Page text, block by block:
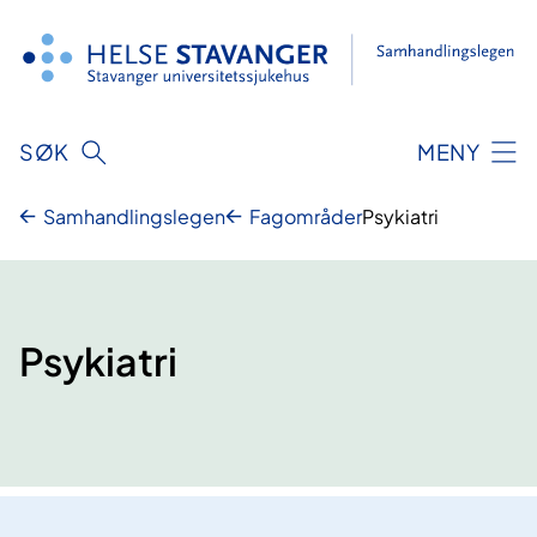
innhold
SØK MENY
Samhandlingslegen FagområderPsykiatri
Psykiatri